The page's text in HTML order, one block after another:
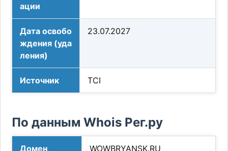
ации
Дата освобо
ждения (уда
ления)
23.07.2027
Источник TCI
По данным Whois Рег.ру
Домен WOWBRYANSK.RU